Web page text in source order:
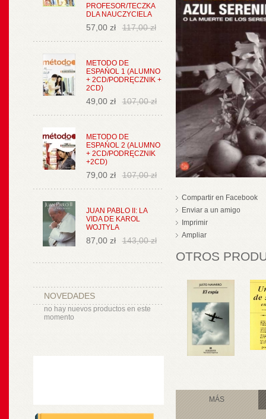
PROFESOR/TECZKA
DLA NAUCZYCIELA
57,00 zł 117,00 zł
METODO DE
ESPAŃOL 1 (ALUMNO
+ 2CD/PODRĘCZNIK +
2CD)
49,00 zł 107,00 zł
METODO DE
ESPAŃOL 2 (ALUMNO
+ 2CD/PODRĘCZNIK
+2CD)
79,00 zł 107,00 zł
JUAN PABLO II: LA
VIDA DE KAROL
WOJTYLA
87,00 zł 143,00 zł
NOVEDADES
no hay nuevos productos en este
momento
Compartir en Facebook
Enviar a un amigo
Imprimir
Ampliar
OTROS
MÁS